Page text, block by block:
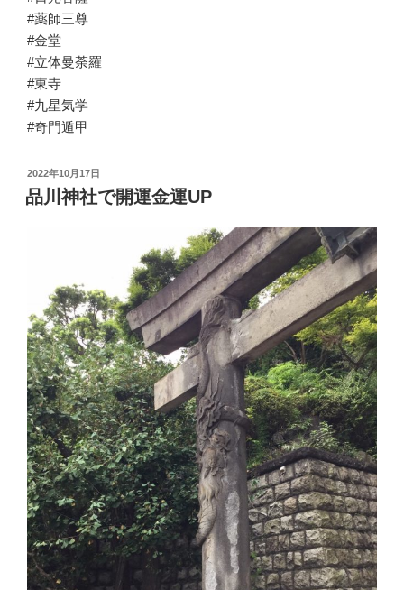
#薬師三尊
#金堂
#立体曼荼羅
#東寺
#九星気学
#奇門遁甲
投
稿
日:
2022年10月17日
品川神社で開運金運UP